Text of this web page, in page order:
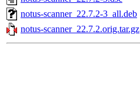
notus-scanner_22.7.2-3_all.deb
notus-scanner_22.7.2.orig.tar.gz